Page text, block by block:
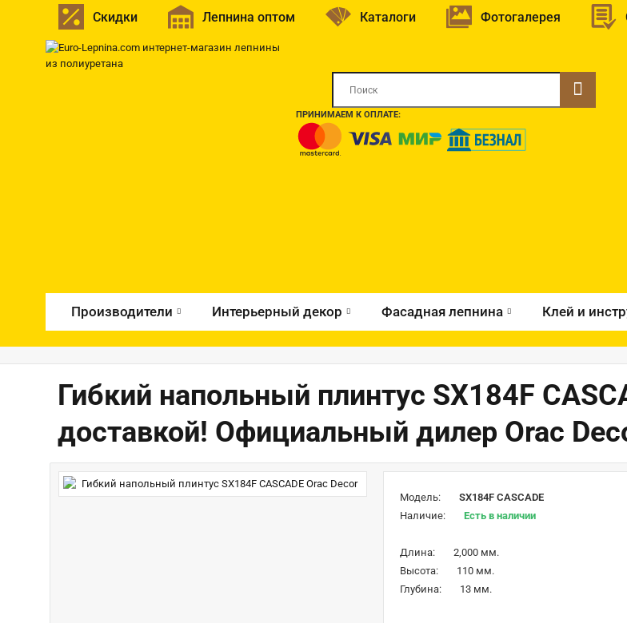
Скидки Лепнина оптом Каталоги Фотогалерея
ПРИНИМАЕМ К ОПЛАТЕ:
Производители Интерьерный декор Фасадная лепнина Клей и
Гибкий напольный плинтус SX184F
доставкой! Официальный дилер Orac
Модель:
SX184F CASCADE
Наличие:
Есть в наличии
Длина:
2,000 мм.
Высота:
110 мм.
Глубина:
13 мм.